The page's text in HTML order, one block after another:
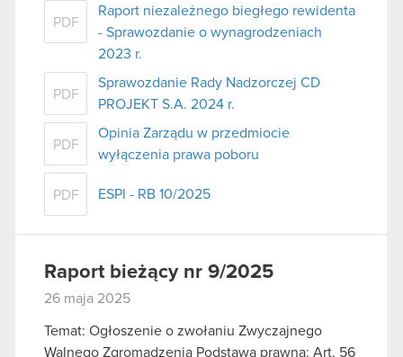
PDF
Raport niezależnego biegłego rewidenta
- Sprawozdanie o wynagrodzeniach
2023 r.
PDF
Sprawozdanie Rady Nadzorczej CD
PROJEKT S.A. 2024 r.
PDF
Opinia Zarządu w przedmiocie
wyłączenia prawa poboru
PDF ESPI - RB 10/2025
Raport bieżący nr 9/2025
26 maja 2025
Temat: Ogłoszenie o zwołaniu Zwyczajnego
Walnego Zgromadzenia Podstawa prawna: Art. 56